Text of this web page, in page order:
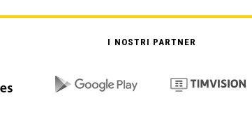
I NOSTRI PARTNER